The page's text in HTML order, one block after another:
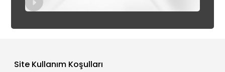
Site Kullanım Koşulları